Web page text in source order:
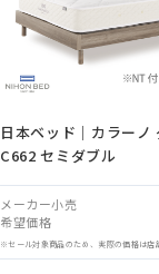
日本ベッド｜カラーノ
C662 セミダブル
メーカー小売
希望価格
※セール対象商品のため、実際の価格は店